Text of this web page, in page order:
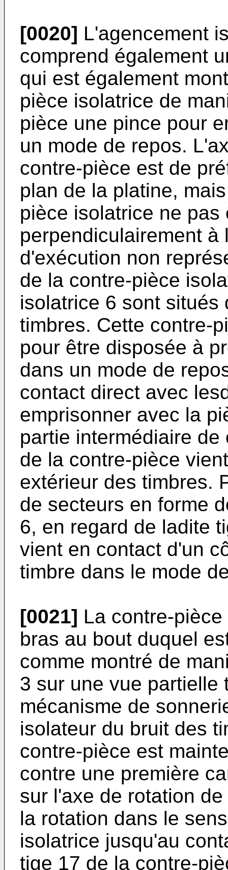
[0020] L'agencement
comprend également
qui est également
pièce isolatrice de
pièce une pince pour
un mode de repos.
contre-pièce est de
plan de la platine,
pièce isolatrice ne pas
perpendiculairement
d'exécution non
de la contre-pièce
isolatrice 6 sont situés
timbres. Cette contre-
pour être disposée à
dans un mode de
contact direct avec
emprisonner avec la
partie intermédiaire
de la contre-pièce
extérieur des timbres.
de secteurs en forme
6, en regard de ladite
vient en contact d'un
timbre dans le mode
[0021] La contre-
bras au bout duquel
comme montré de
3 sur une vue partielle
mécanisme de
isolateur du bruit des
contre-pièce est
contre une première
sur l'axe de rotation
la rotation dans le
isolatrice jusqu'au
tige 17 de la contre-